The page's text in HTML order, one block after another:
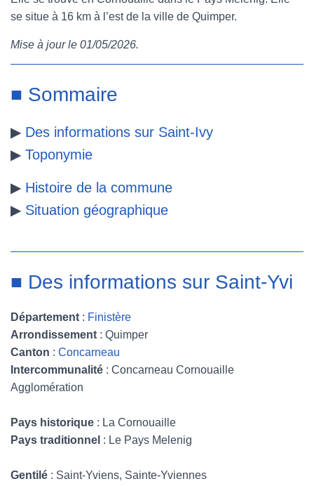
e
b
o
k
t
t
r
t
e
e
s
b
se situe à 16 km à l’est de la ville de Quimper.
Mise à jour le 01/05/2026.
■ Sommaire
▶ Des informations sur Saint-Ivy
▶ Toponymie
▶ Histoire de la commune
▶ Situation géographique
■ Des informations sur Saint-Yvi
Département : Finistère
Arrondissement : Quimper
Canton : Concarneau
Intercommunalité : Concarneau Cornouaille
Agglomération
Pays historique : La Cornouaille
Pays traditionnel : Le Pays Melenig
Gentilé : Saint-Yviens, Sainte-Yviennes